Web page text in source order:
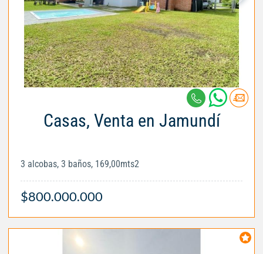
Casas, Venta en Jamundí
3 alcobas, 3 baños, 169,00mts2
$800.000.000